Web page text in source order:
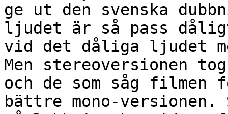
ge ut den svenska
ljudet är så pass
vid det dåliga ljudet
Men stereoversionen
och de som såg
bättre mono-versionen.